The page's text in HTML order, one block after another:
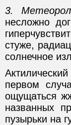
3.
несложно
стуже,
солнечное
первом
ощущаться
названных
пузырьки на